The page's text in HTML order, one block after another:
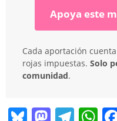
Apoya este
Cada aportación
rojas impuestas. Solo
comunidad.